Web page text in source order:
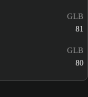
GLB
81
GLB
80